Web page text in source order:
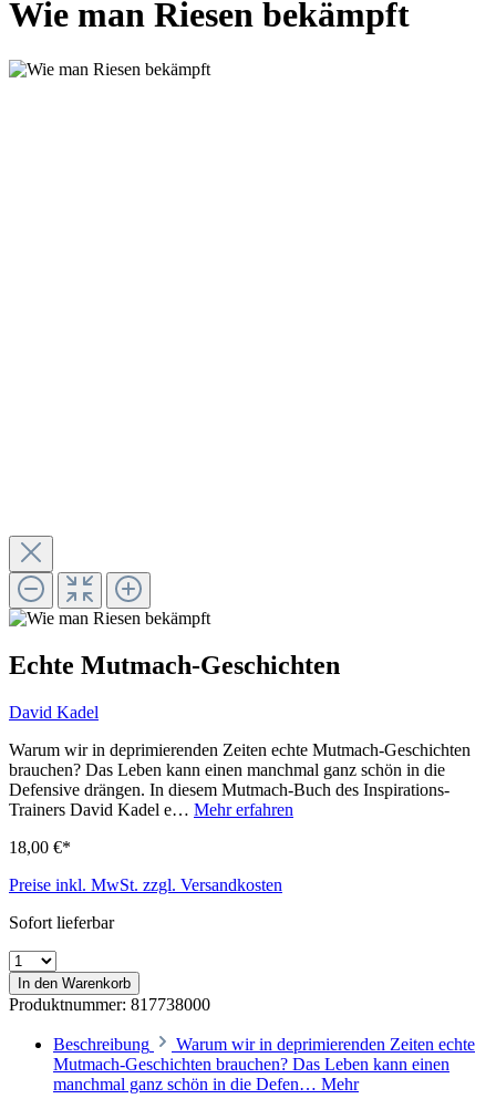
Wie man Riesen bekämpft
Echte Mutmach-Geschichten
David Kadel
Warum wir in deprimierenden Zeiten echte Mutmach-Geschichten
brauchen? Das Leben kann einen manchmal ganz schön in die
Defensive drängen. In diesem Mutmach-Buch des Inspirations-
Trainers David Kadel e… Mehr erfahren
18,00 €*
Preise inkl. MwSt. zzgl. Versandkosten
Sofort lieferbar
In den Warenkorb
Produktnummer: 817738000
Beschreibung
Warum wir in deprimierenden Zeiten echte
Mutmach-Geschichten brauchen? Das Leben kann einen
manchmal ganz schön in die Defen… Mehr